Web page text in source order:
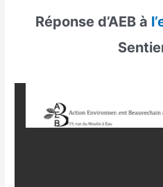
Réponse d’AEB à